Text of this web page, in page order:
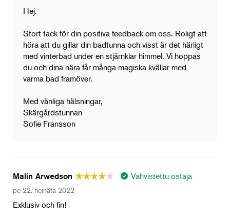
Hej.
Stort tack för din positiva feedback om oss. Roligt att
höra att du gillar din badtunna och visst är det härligt
med vinterbad under en stjärnklar himmel. Vi hoppas
du och dina nära får många magiska kvällar med
varma bad framöver.
Med vänliga hälsningar,
Skärgårdstunnan
Sofie Fransson
Malin Arwedson Vahvistettu ostaja
pe 22. heinäta 2022
Exklusiv och fin!